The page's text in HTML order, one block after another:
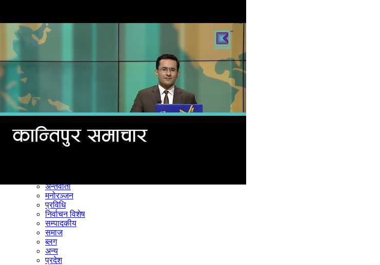
समाचार
राजनीति
खेलकुद
अन्तर्राष्ट्रिय
भिडियो
विचार
कला / साहित्य
अन्तर्वार्ता
मनोरञ्जन
प्रविधि
निर्वाचन विशेष
सम्पादकीय
समाज
ब्लग
अन्य
प्रदेश